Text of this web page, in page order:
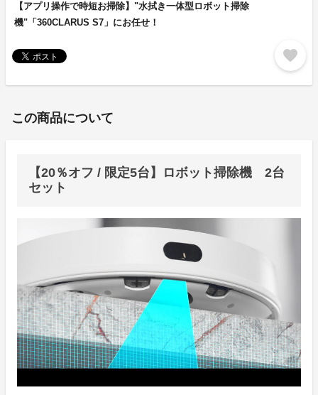
【アプリ操作で時短お掃除】"水拭き一体型ロボット掃除
機"「360CLARUS S7」にお任せ！
favorite
この商品について
【20％オフ / 限定5台】ロボット掃除機 2台
セット